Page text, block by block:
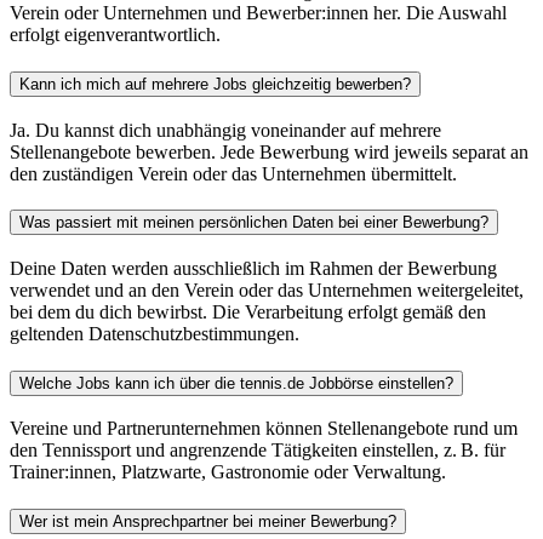
analysieren. Außerdem geben wir Informationen zu Ihrer
Verwendung unserer Website an unsere Partner für
soziale Medien, Werbung und Analysen weiter. Unsere
Partner führen diese Informationen möglicherweise mit
weiteren Daten zusammen, die Sie ihnen bereitgestellt
haben oder die sie im Rahmen Ihrer Nutzung der Dienste
gesammelt haben. DieCookie-Einstellungenkönnen
jederzeit über den Link im Footer aufgerufen und
Verein oder Unternehmen und Bewerber:innen her. Die Auswahl
erfolgt eigenverantwortlich.
Kann ich mich auf mehrere Jobs gleichzeitig bewerben?
Ja. Du kannst dich unabhängig voneinander auf mehrere
Stellenangebote bewerben. Jede Bewerbung wird jeweils separat an
den zuständigen Verein oder das Unternehmen übermittelt.
Was passiert mit meinen persönlichen Daten bei einer Bewerbung?
Deine Daten werden ausschließlich im Rahmen der Bewerbung
verwendet und an den Verein oder das Unternehmen weitergeleitet,
bei dem du dich bewirbst. Die Verarbeitung erfolgt gemäß den
geltenden Datenschutzbestimmungen.
Welche Jobs kann ich über die tennis.de Jobbörse einstellen?
Vereine und Partnerunternehmen können Stellenangebote rund um
den Tennissport und angrenzende Tätigkeiten einstellen, z. B. für
Trainer:innen, Platzwarte, Gastronomie oder Verwaltung.
Wer ist mein Ansprechpartner bei meiner Bewerbung?